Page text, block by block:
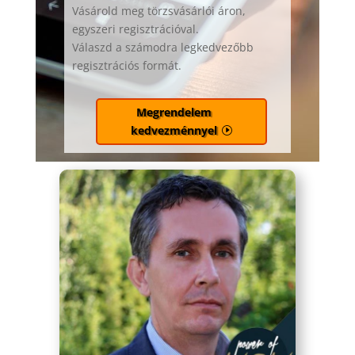
Vásárold meg törzsvásárlói áron,
egyszeri regisztrációval.
Válaszd a számodra legkedvezőbb
regisztrációs formát.
Megrendelem
kedvezménnyel